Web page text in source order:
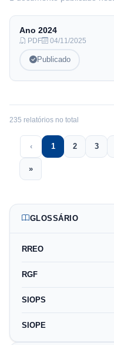
Ano 2024
PDF 04/11/2025
Publicado
235 relatórios no total
‹Previous
1(current)
2 3
»Last
GLOSSÁRIO
RREO
RGF
SIOPS
SIOPE